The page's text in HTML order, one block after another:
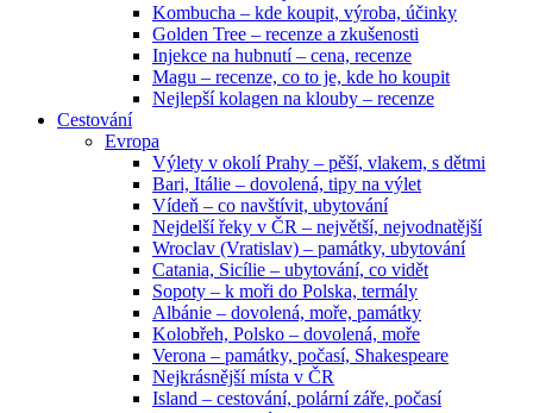
Kombucha – kde koupit, výroba, účinky
Golden Tree – recenze a zkušenosti
Injekce na hubnutí – cena, recenze
Magu – recenze, co to je, kde ho koupit
Nejlepší kolagen na klouby – recenze
Cestování
Evropa
Výlety v okolí Prahy – pěší, vlakem, s dětmi
Bari, Itálie – dovolená, tipy na výlet
Vídeň – co navštívit, ubytování
Nejdelší řeky v ČR – největší, nejvodnatější
Wroclav (Vratislav) – památky, ubytování
Catania, Sicílie – ubytování, co vidět
Sopoty – k moři do Polska, termály
Albánie – dovolená, moře, památky
Kolobřeh, Polsko – dovolená, moře
Verona – památky, počasí, Shakespeare
Nejkrásnější místa v ČR
Island – cestování, polární záře, počasí